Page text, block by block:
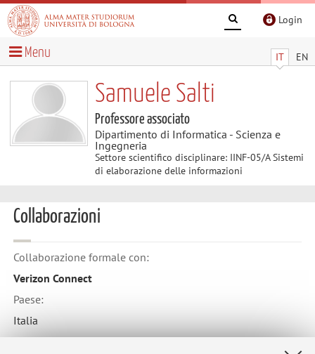
Login
IT EN
Menu
Samuele Salti
Professore associato
Dipartimento di Informatica - Scienza e
Ingegneria
Settore scientifico disciplinare: IINF-05/A Sistemi
di elaborazione delle informazioni
Collaborazioni
Collaborazione formale con:
Verizon Connect
Paese:
Italia
Descrizione: